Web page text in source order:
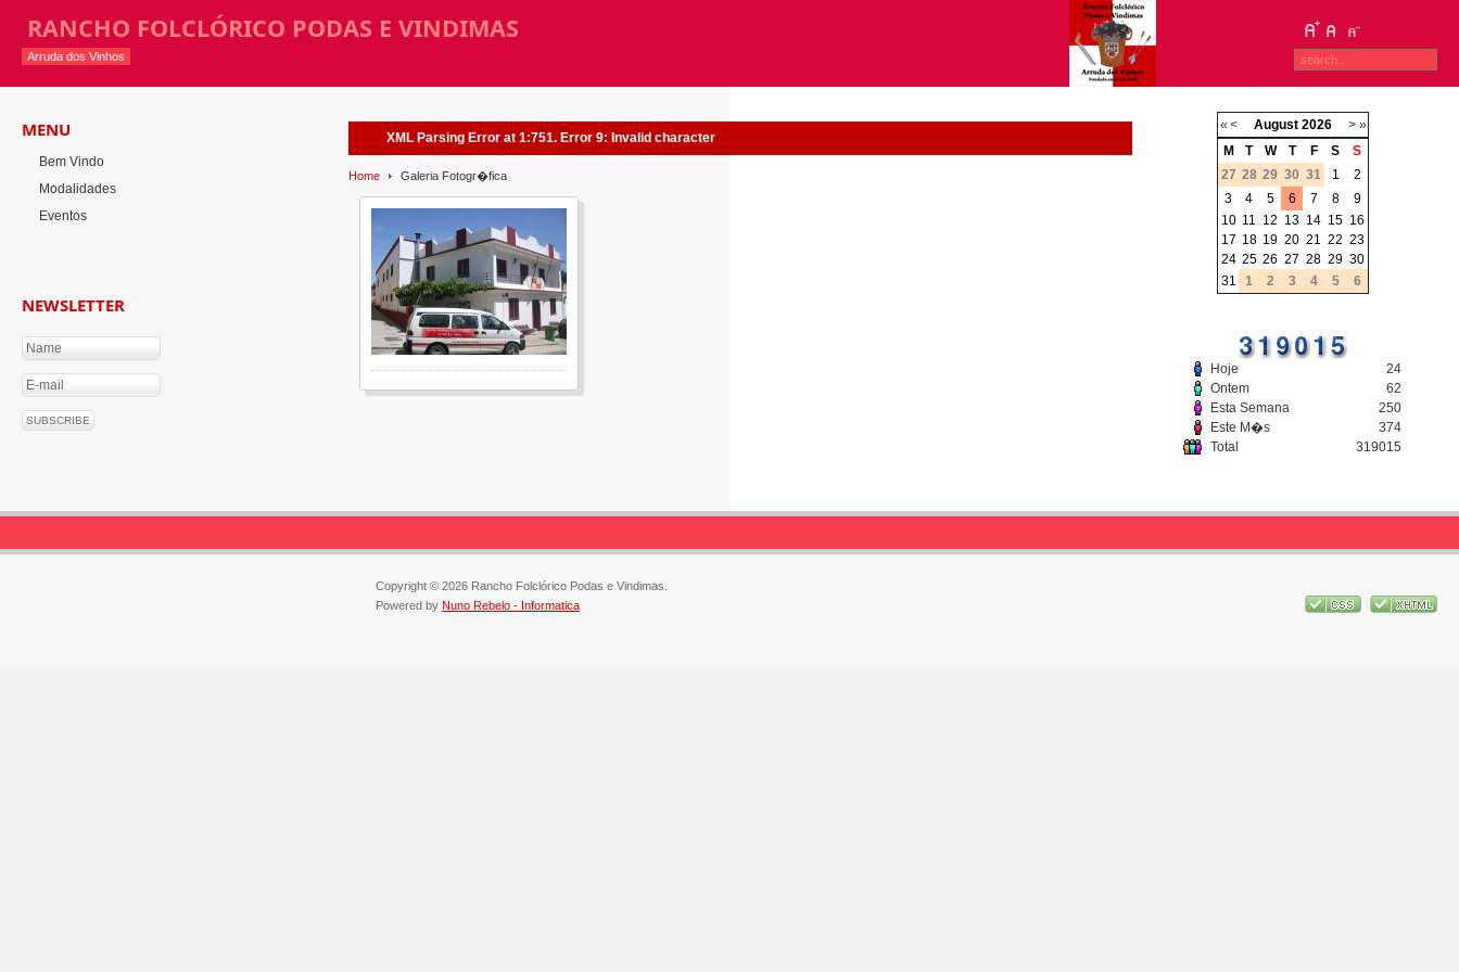
RANCHO FOLCLÓRICO PODAS E VINDIMAS
Arruda dos Vinhos
XML Parsing Error at 1:751. Error 9: Invalid character
Home Galeria Fotogr�fica
MENU
Bem Vindo
Modalidades
Eventos
NEWSLETTER
« < August 2026 > »
M
T W T F S
S
27 28 29 30 31 1
2
3
4 5 6 7 8
9
10 11 12 13 14 15 16
17 18 19 20 21 22 23
24 25 26 27 28 29 30
31
1 2 3 4 5 6
Hoje
24
Ontem
62
Esta Semana
250
Este M�s
374
Total
319015
Copyright © 2026 Rancho Folclórico Podas e Vindimas.
Powered byNuno Rebelo - Informatica